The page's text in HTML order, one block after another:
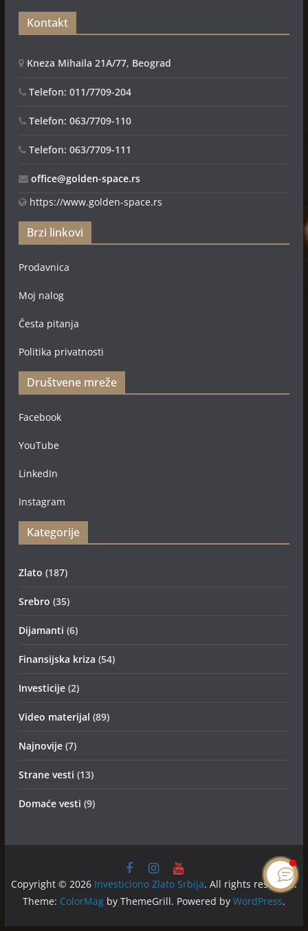
Kontakt
Kneza Mihaila 21A/77, Beograd
Telefon: 011/7709-204
Telefon: 063/7709-110
Telefon: 063/7709-111
office@golden-space.rs
https://www.golden-space.rs
Brzi linkovi
Prodavnica
Moj nalog
Česta pitanja
Politika privatnosti
Društvene mreže
Facebook
YouTube
LinkedIn
Instagram
Kategorije
Zlato (187)
Srebro (35)
Dijamanti (6)
Finansijska kriza (54)
Investicije(2)
Video materijal (89)
Najnovije(7)
Strane vesti (13)
Domaće vesti (9)
Copyright © 2026 Investiciono Zlato Srbija. All rights reserved.
Theme: ColorMagby ThemeGrill. Powered by WordPress.